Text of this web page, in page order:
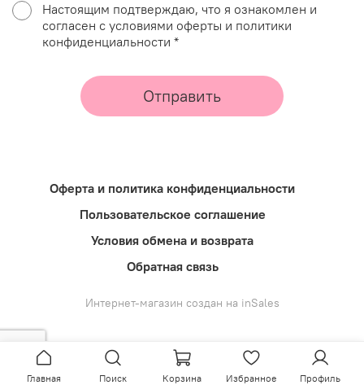
Настоящим подтверждаю, что я ознакомлен и
согласен с условиями оферты и политики
конфиденциальности *
Отправить
Оферта и политика конфиденциальности
Пользовательское соглашение
Условия обмена и возврата
Обратная связь
Интернет-магазин создан на inSales
Главная Поиск Корзина Избранное Профиль